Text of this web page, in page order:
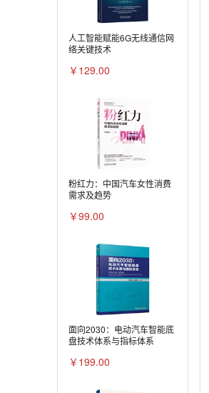
人工智能赋能6G无线通信网
络关键技术
￥129.00
粉红力：中国汽车女性消费
需求及趋势
￥99.00
面向2030：电动汽车智能底
盘技术体系与指标体系
￥199.00